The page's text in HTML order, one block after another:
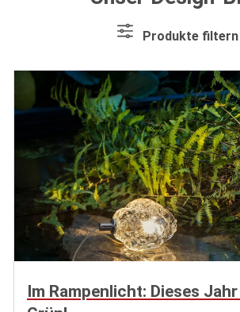
Produkte filtern
Im Rampenlicht: Dieses